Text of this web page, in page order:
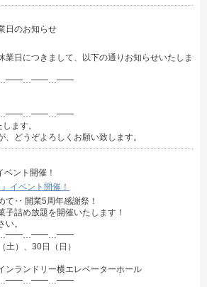
日のお知らせ
業日につきまして、以下の通りお知らせいたしま
ます。
、どうぞよろしくお願い致します。
ベント開催！
イベント開催！
て‥ 開業5周年感謝祭！
子詰め放題を開催いたします！
。
土）、30日（日）
ンランドリー横エレベーターホール